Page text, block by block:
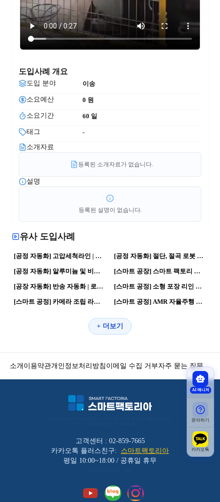
도입사례 개요
도입 분야 이송
소요예산 0 원
소요기간 60 일
태그
-
소개자료
등록된 소개자료가 없습니다.
설명
등록된 설명이 없습니다.
유사 도입사례
71 0
[공정 자동화] 고압세척라인 | 제조혁신 · 자동화 공정 [공정 자동화] 절단, 절곡 로봇 자동화 | 로봇활용 · 자동화 공정
43 0
[공정 자동화] 알루미늄 및 비철금속, 목재 컷팅 콘베어 | 제조혁신 · 자동화 공정
58 0
[스마트 공장] 스마트 팩토리 물류창고 | 로봇활용 · 자율형 공장
153 0
[공장 자동화] 반송 자동화 | 로봇활용 자동화 공정
166 0
[스마트 공정] 소형 포장 리인 분류 물류라인 | 스마트공장 자동화 공정
140 0
[스마트 공정] 카메라 조립 라인 | 제조혁신 스마트공장
148 0
[스마트 공정] AMR 자율주행 정확도 개선 (V컷) | 스마트공장 제조혁신
+ 더보기
소개 이용약관개인정보처리방침 이메일 수집 거부자주 묻는 질문
고객센터 : 02-859-7665
카카오톡 플러스친구:
스마트팩토리아
평일 10:00~18:00 / 공휴일 휴무
AI 매니저
문의하기
카카오톡